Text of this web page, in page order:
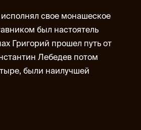
исполнял свое монашеское
был настоятель
Григорий прошел путь от
Лебедев потом
были наилучшей